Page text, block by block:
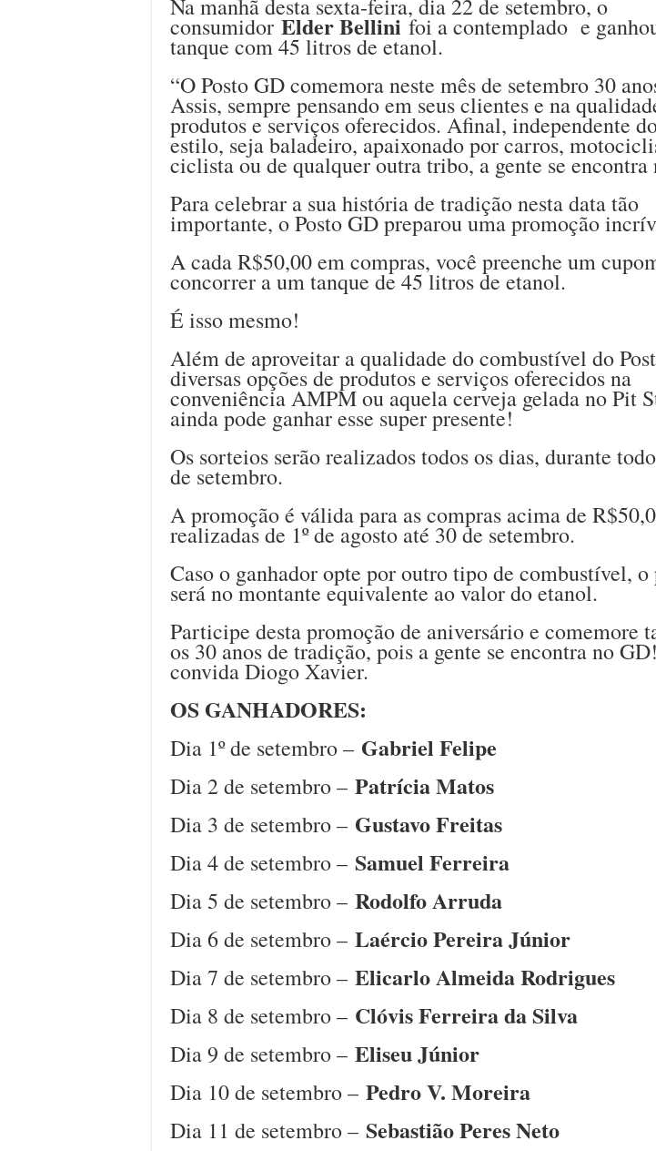
Na manhã desta sexta-feira, dia 22 de setembro, o
consumidor Elder Bellini foi a contemplado e
tanque com 45 litros de etanol.
“O Posto GD comemora neste mês de setembro 30
Assis, sempre pensando em seus clientes e na
produtos e serviços oferecidos. Afinal, independente
estilo, seja baladeiro, apaixonado por carros,
ciclista ou de qualquer outra tribo, a gente se encontra
Para celebrar a sua história de tradição nesta data tão
importante, o Posto GD preparou uma promoção
A cada R$50,00 em compras, você preenche um
concorrer a um tanque de 45 litros de etanol.
É isso mesmo!
Além de aproveitar a qualidade do combustível do
diversas opções de produtos e serviços oferecidos na
conveniência AMPM ou aquela cerveja gelada no Pit
ainda pode ganhar esse super presente!
Os sorteios serão realizados todos os dias, durante
de setembro.
A promoção é válida para as compras acima de
realizadas de 1º de agosto até 30 de setembro.
Caso o ganhador opte por outro tipo de combustível,
será no montante equivalente ao valor do etanol.
Participe desta promoção de aniversário e comemore
os 30 anos de tradição, pois a gente se encontra no
convida Diogo Xavier.
OS GANHADORES:
Dia 1º de setembro – Gabriel Felipe
Dia 2 de setembro – Patrícia Matos
Dia 3 de setembro – Gustavo Freitas
Dia 4 de setembro – Samuel Ferreira
Dia 5 de setembro – Rodolfo Arruda
Dia 6 de setembro – Laércio Pereira Júnior
Dia 7 de setembro – Elicarlo Almeida Rodrigues
Dia 8 de setembro – Clóvis Ferreira da Silva
Dia 9 de setembro – Eliseu Júnior
Dia 10 de setembro – Pedro V. Moreira
Dia 11 de setembro – Sebastião Peres Neto